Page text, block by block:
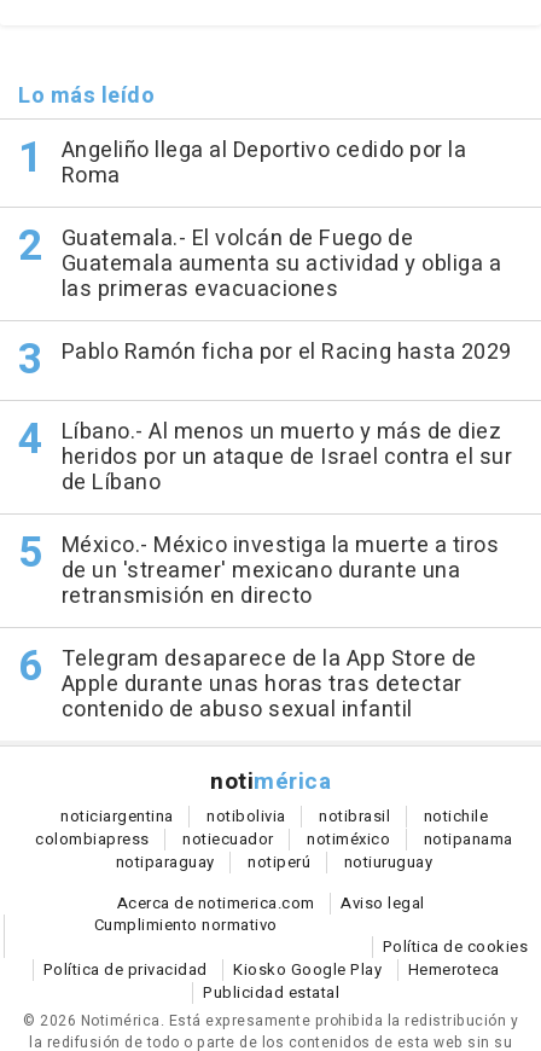
Lo más leído
Angeliño llega al Deportivo cedido por la
Roma
Guatemala.- El volcán de Fuego de
Guatemala aumenta su actividad y obliga a
las primeras evacuaciones
Pablo Ramón ficha por el Racing hasta 2029
Líbano.- Al menos un muerto y más de diez
heridos por un ataque de Israel contra el sur
de Líbano
México.- México investiga la muerte a tiros
de un 'streamer' mexicano durante una
retransmisión en directo
Telegram desaparece de la App Store de
Apple durante unas horas tras detectar
contenido de abuso sexual infantil
notimérica
noticiargentina notibolivia notibrasil notichile
colombiapress notiecuador notiméxico notipanama
notiparaguay notiperú notiuruguay
Acerca de notimerica.com
Aviso legal
Cumplimiento normativo
Política de cookies
Política de privacidad
Kiosko Google Play
Hemeroteca
Publicidad estatal
© 2026 Notimérica. Está expresamente prohibida la redistribución y
la redifusión de todo o parte de los contenidos de esta web sin su